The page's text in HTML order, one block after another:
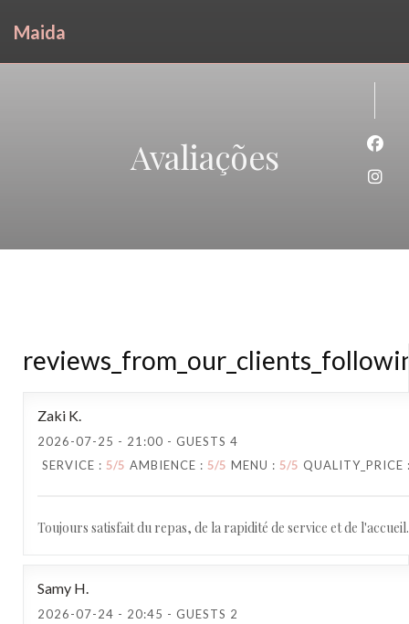
Maida
Avaliações
Zaki K
2026-07-25 - 21:00 - GUESTS 4
SERVICE : 5/5 AMBIENCE : 5/5 MENU : 5/5 QUALITY_PRICE
Toujours satisfait du repas, de la rapidité de service et de l'accueil.
Samy H
2026-07-24 - 20:45 - GUESTS 2